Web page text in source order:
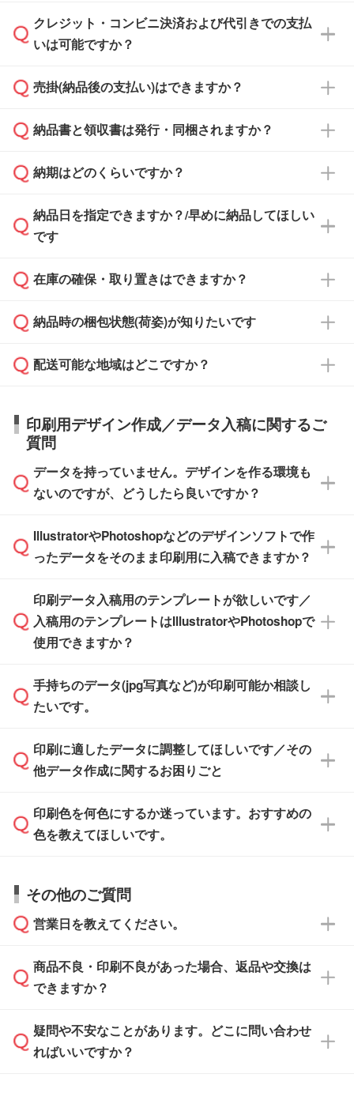
通常、翌営業日までにお送りしております。混
雑状況によっては、お時間をいただくこともご
依頼いただいた場合は、翌営業日以降のご連絡
クレジット・コンビニ決済および代引きでの支払
いは可能ですか？
銀行振込のみのご対応となります。
売掛(納品後の支払い)はできますか？
基本的には先入金をお願いしておりますが、自
どの場合は、月末締め翌月末払いに対応可能で
また、卒業・卒園記念品で対策委員会や個人様
校や幼稚園・保育園であれば、同様の条件でご
ご希望の際は担当スタッフまでお気軽にご相談
ください。
納品書と領収書は発行・同梱されますか？
納品書・領収書は ご依頼をいただいた場合の
ず、通常はPDFデータをメール添付でお送りし
ます。
たは注文フォームの『ご注文に関する備考欄』
納期はどのくらいですか？
・印刷する場合(500個程度)
ご入金、イメージ画像の校了から約2週間～2
ご入金確認後、1～2営業日で出荷いたしま
タッフまでお問い合わせください。
ル」に注文予定日をご入力いただくと、おおよ
その締切日や出荷目安をご確認いただけます。
品が決まりましたらお早めのご発注をお願いい
たします。
※土日祝日を除く営業日換算です。
※沖縄・離島は追加日数がかかります。
納品日を指定できますか？/早めに納品してほしい
です
ご希望の納期がある場合は、お問い合わせ・お
い。
応が可能かご案内いたします。
す。>>対象商品はこちら
※最短出荷日は商品によって異なります。各商
品ページにてご確認ください
在庫の確保・取り置きはできますか？
ご入金確認後に在庫を確保し、注文確定のご連
はできかねますので予めご了承ください。
納品時の梱包状態(荷姿)が知りたいです
商品によって異なります。各ページにある商品
す。(白箱、化粧箱、ブリスターパックなど)
【袋入り】 商品がひとつずつ袋に入っていま
す。(透明袋、デザイン袋など)
【個包装なし】 個包装がされていない状態で
※化粧箱から白箱への入れ替えや、オリジナル
箱の作成は原則承っておりません。
配送可能な地域はどこですか？
日本全国へお届けが可能です。なお、海外への
直接納品は行っておりませんので予めご了承く
ださい。
印刷用デザイン作成／データ入稿に関するご
質問
データを持っていません。デザインを作る環境も
ないのですが、どうしたら良いですか？
無料の「デザインシミュレーター」を使えば、
PCやスマホから簡単にデザインを作成できま
ザインソフトがなくても安心です。
また、「データ作成サービス
せいただければ、弊社にて無料でデザインデー
タを1点作成いたします。
IllustratorやPhotoshopなどのデザインソフトで作
ったデータをそのまま印刷用に入稿できますか？
IllustratorやPhotoshop、CLIP STUDIOなどのデ
ザインソフトでこだわりのデザインを作成した
い方は、完全データ入稿
積・ご注文フォームにアップロードしてご入稿
ください。
ご入稿後は経験豊富なスタッフがデータに不備
がないかチェックし、お客様と確認してから印
刷に進みますので、ご安心ください。
印刷データ入稿用のテンプレートが欲しいです／
入稿用のテンプレートはIllustratorやPhotoshopで
使用できますか？
一部商品は入稿用テンプレートのご用意があり
ます。各商品ページの『印刷方法・テンプレー
入稿用のテンプレートはPDF形式ですが、
IllustratorやPhotoshopで開いてご利用いただけ
方」をご確認ください。
手持ちのデータ(jpg写真など)が印刷可能か相談し
たいです。
印刷に適したデータ・解像度かどうか、担当ス
タッフが事前に確認いたします。
ムへ添付いただくか、担当スタッフ宛にメール
でお送りください。
い合わせください。
なお、印刷用データの作り方に関する詳細は、
印刷に適したデータに調整してほしいです／その
他データ作成に関するお困りごと
データ作成でお困りの際には、担当スタッフが
サポートいたしますのでお気軽にご相談くださ
から添付してお送りください。
・解像度の低いデータをトレース/調整してほ
しい
解像度の低い画像や、手書きのイラスト、写真
などを、印刷に適したベクターデータに変換し
・フルカラーデータを1色に変換してほしい
印刷色を何色にするか迷っています。おすすめの
色を教えてほしいです。
お見積・ご注文・
相談いただきますと、担当スタッフがお客様の
ご希望や商品の本体色を確認し、印刷色をご提
本体色がブラック、ネイビーなど濃色の場合は
白色か淡い色の印刷色をおすすめしておりま
す。
本体色がナチュラルなど淡色の場合、印刷をく
っきりと目立たせたいときは濃い印刷色が、柔
らかい雰囲気にしたいときは淡い印刷色が映え
その他のご質問
営業日を教えてください。
営業日は平日の10:00～18:00で、土日祝日はお
休みとなります。注文・見積・お問い合わせ
速やかに対応いたします。
商品不良・印刷不良があった場合、返品や交換は
できますか？
お手数をお掛けいたしますが、至急担当スタッ
フまでご連絡ください。商品の状況を確認し、
疑問や不安なことがあります。どこに問い合わせ
ればいいですか？